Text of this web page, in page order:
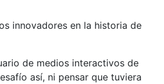
innovadores en la historia de
de medios interactivos de
así, ni pensar que tuviera